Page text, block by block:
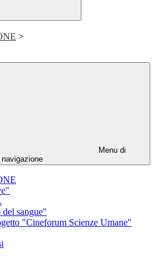
>
Menu di
navigazione
sangue"
"Cineforum Scienze Umane"